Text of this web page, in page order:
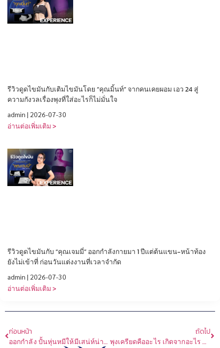
รีวิวดูดไขมันกับเติมไขมันโดย “คุณมิ้นท์” จากคนเคยผอม เอว 24 สู่
ความกังวลเรื่องพุงที่ใส่อะไรก็ไม่มั่นใจ
admin 2026-07-30
อ่านต่อเพิ่มเติม >
รีวิวดูดไขมันกับ “คุณเจมมี่” ออกกำลังกายมา 1 ปีแต่ต้นแขน-หน้าท้อง
ยังไม่เข้าที่ ก่อนวันแต่งงานที่เวลาจำกัด
admin 2026-07-30
อ่านต่อเพิ่มเติม >
ก่อนหน้า
ออกกำลัง ปั้นหุ่นหมีให้มีเสน่ห์น่ากอด ต้องทำอย่างไร
ถัดไป
พุงเครียดคืออะไร เกิดจากอะไร ต้องลดอย่างไร